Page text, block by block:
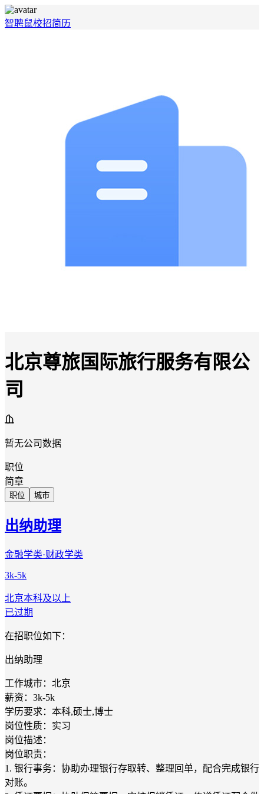
智聘鼠校招简历
北京尊旅国际旅行服务有限公
司
暂无公司数据
职位
简章
职位 城市
出纳助理
金融学类·财政学类
3k-5k
北京本科及以上
已过期
在招职位如下：
出纳助理
工作城市：北京
薪资：3k-5k
学历要求：本科,硕士,博士
岗位性质：实习
岗位描述：
岗位职责：
1. 银行事务：协助办理银行存取转、整理回单，配合完成银行
对账。